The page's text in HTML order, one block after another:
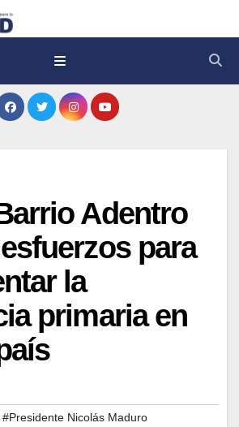
Adentro
para
la
primaria en
#Presidente Nicolás Maduro